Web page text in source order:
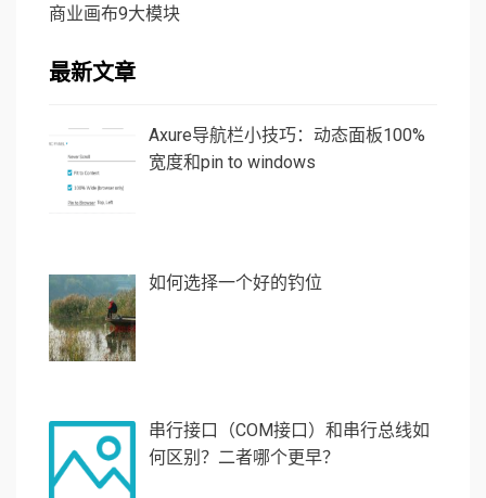
商业画布9大模块
最新文章
Axure导航栏小技巧：动态面板100%
宽度和pin to windows
如何选择一个好的钓位
串行接口（COM接口）和串行总线如
何区别？二者哪个更早？